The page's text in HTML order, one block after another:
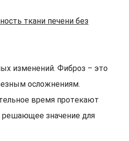
ткани печени без
изменений. Фиброз – это
осложнениям.
время протекают
решающее значение для